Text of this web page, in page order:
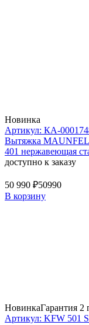
Новинка
Артикул: КА-
Вытяжка
401 нержавеющая
доступно к заказу
50 990 ₽50990
В корзину
НовинкаГарантия 2
Артикул: KFW 501